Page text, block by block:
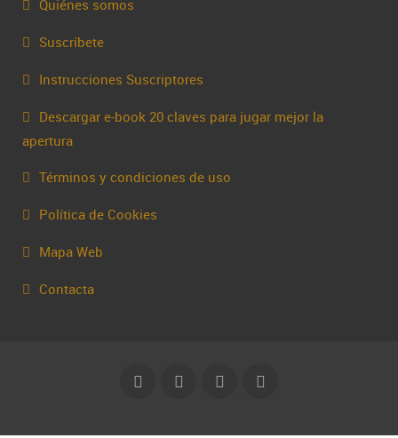
Quiénes somos
Suscríbete
Instrucciones Suscriptores
Descargar e-book 20 claves para jugar mejor la
apertura
Términos y condiciones de uso
Política de Cookies
Mapa Web
Contacta